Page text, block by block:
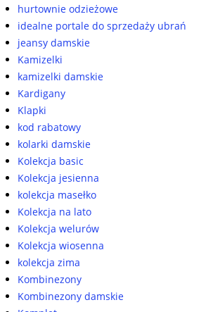
hurtownie odzieżowe
idealne portale do sprzedaży ubrań
jeansy damskie
Kamizelki
kamizelki damskie
Kardigany
Klapki
kod rabatowy
kolarki damskie
Kolekcja basic
Kolekcja jesienna
kolekcja masełko
Kolekcja na lato
Kolekcja welurów
Kolekcja wiosenna
kolekcja zima
Kombinezony
Kombinezony damskie